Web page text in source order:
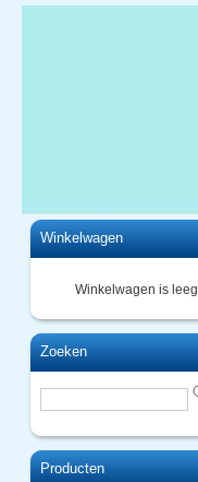
Winkelwagen
Winkelwagen is leeg
Zoeken
Producten